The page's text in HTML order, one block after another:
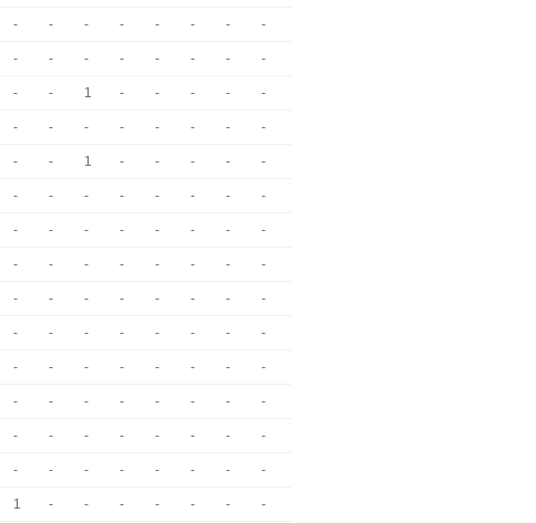
- - - - - - - -
- - - - - - - -
- - 1 - - - - -
- - - - - - - -
- - 1 - - - - -
- - - - - - - -
- - - - - - - -
- - - - - - - -
- - - - - - - -
- - - - - - - -
- - - - - - - -
- - - - - - - -
- - - - - - - -
- - - - - - - -
1 - - - - - - -